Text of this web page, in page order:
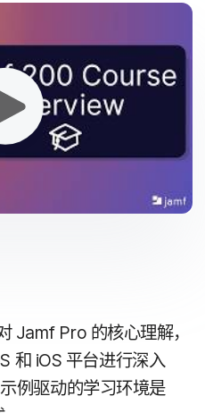
Jamf Pro 的​核心​理解，​
和 iOS 平台​进行​深入​
例​驱动​的​学习​环境​是​